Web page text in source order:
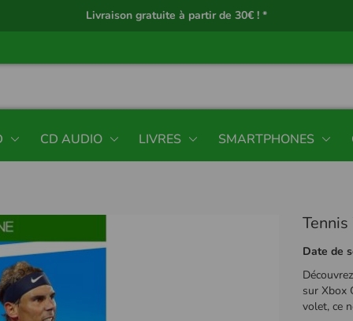
Livraison gratuite à partir de 30€ ! *
CD AUDIO LIVRES SMARTPHONES
Date de
sur Xbox
volet, ce